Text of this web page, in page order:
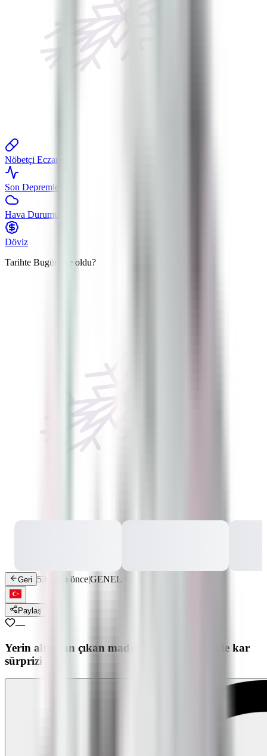
Nöbetçi Eczane
Son Depremler
Hava Durumu
Döviz
Tarihte Bugün
Ne oldu?
Geri 530 gün önce|GENEL
Paylaş
—
Yerin altından çıkan madencilere yer yüzünde kar
sürprizi